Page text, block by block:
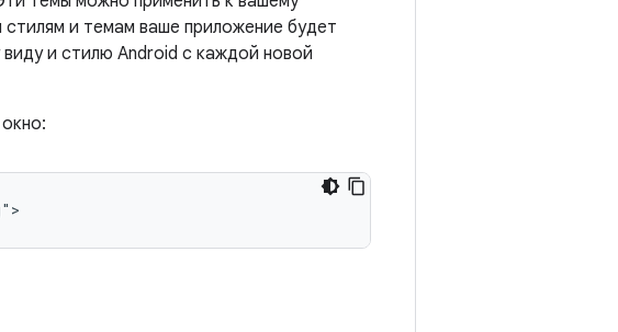
и темам ваше приложение будет
и стилю Android с каждой новой